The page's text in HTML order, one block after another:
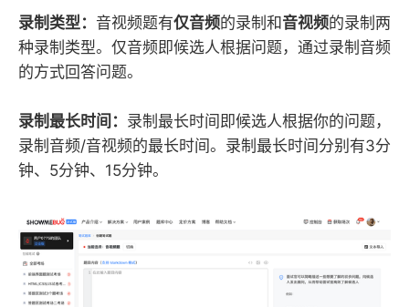
录制类型： 音视频题有仅音频的录制和音视频的录制两
种录制类型。仅音频即候选人根据问题，通过录制音频
的方式回答问题。
录制最长时间： 录制最长时间即候选人根据你的问题，
录制音频/音视频的最长时间。录制最长时间分别有3分
钟、5分钟、15分钟。